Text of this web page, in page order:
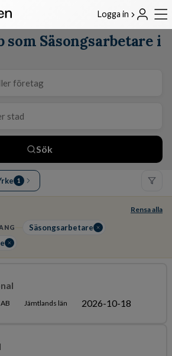
Logga in
som Säsongsarbetare i
Sök
1
Rensa alla
Säsongsarbetare
Jämtlands län 2026-10-18